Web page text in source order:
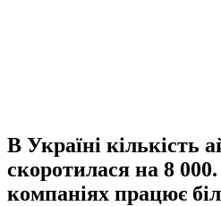
В Україні кількість
скоротилася на 8
компаніях працює